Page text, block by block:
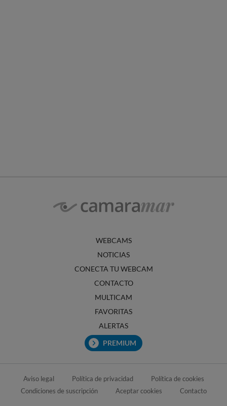
WEBCAMS
NOTICIAS
CONECTA TU WEBCAM
CONTACTO
MULTICAM
FAVORITAS
ALERTAS
PREMIUM
Aviso legal Política de privacidad
Política de cookies
Condiciones de suscripción
Aceptar cookies Contacto